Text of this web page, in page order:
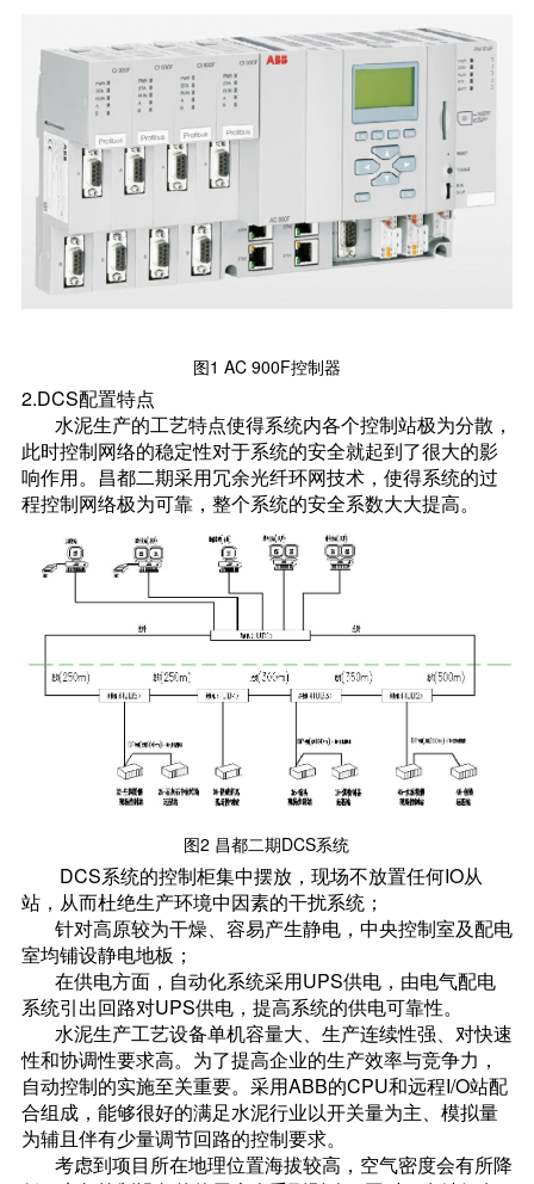
图1 AC 900F控制器
2.DCS配置特点
水泥生产的工艺特点使得系统内各个控制站极为分散，
此时控制网络的稳定性对于系统的安全就起到了很大的影
响作用。昌都二期采用冗余光纤环网技术，使得系统的过
程控制网络极为可靠，整个系统的安全系数大大提高。
图2 昌都二期DCS系统
DCS系统的控制柜集中摆放，现场不放置任何IO从
站，从而杜绝生产环境中因素的干扰系统；
针对高原较为干燥、容易产生静电，中央控制室及配电
室均铺设静电地板；
在供电方面，自动化系统采用UPS供电，由电气配电
系统引出回路对UPS供电，提高系统的供电可靠性。
水泥生产工艺设备单机容量大、生产连续性强、对快速
性和协调性要求高。为了提高企业的生产效率与竞争力，
自动控制的实施至关重要。采用ABB的CPU和远程I/O站配
合组成，能够很好的满足水泥行业以开关量为主、模拟量
为辅且伴有少量调节回路的控制要求。
考虑到项目所在地理位置海拔较高，空气密度会有所降